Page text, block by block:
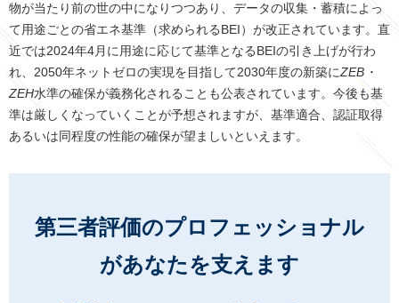
物が当たり前の世の中になりつつあり、データの収集・蓄積によっ
て用途ごとの省エネ基準（求められるBEI）が改正されています。直
近では2024年4月に用途に応じて基準となるBEIの引き上げが行わ
れ、2050年ネットゼロの実現を目指して2030年度の新築にZEB・
ZEH水準の確保が義務化されることも公表されています。今後も基
準は厳しくなっていくことが予想されますが、基準適合、認証取得
あるいは同程度の性能の確保が望ましいといえます。
第三者評価のプロフェッショナル
があなたを支えます